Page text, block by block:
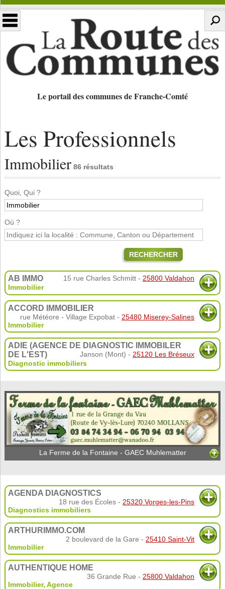
Le portail des communes de Franche-Comté
Les Professionnels
Immobilier 86 résultats
Quoi, Qui ?
Où ?
RECHERCHER
AB IMMO 15 rue Charles Schmitt - 25800 Valdahon
Immobilier
ACCORD IMMOBILIER
rue Météore - Village Expobat - 25480 Miserey-Salines
Immobilier
ADIE (AGENCE DE DIAGNOSTIC IMMOBILER
DE L'EST)
Janson (Mont) - 25120 Les Bréseux
Diagnostic immobiliers
La Ferme de la Fontaine - GAEC Muhlematter
AGENDA DIAGNOSTICS
18 rue des Écoles - 25320 Vorges-les-Pins
Diagnostics immobiliers
ARTHURIMMO.COM
2 boulevard de la Gare - 25410 Saint-Vit
Immobilier
AUTHENTIQUE HOME
36 Grande Rue - 25800 Valdahon
Immobilier, Agence